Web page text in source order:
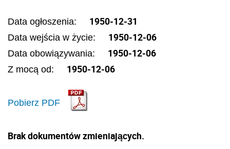
Data ogłoszenia: 1950-12-31
Data wejścia w życie: 1950-12-06
Data obowiązywania: 1950-12-06
Z mocą od: 1950-12-06
Pobierz PDF
Brak dokumentów zmieniających.